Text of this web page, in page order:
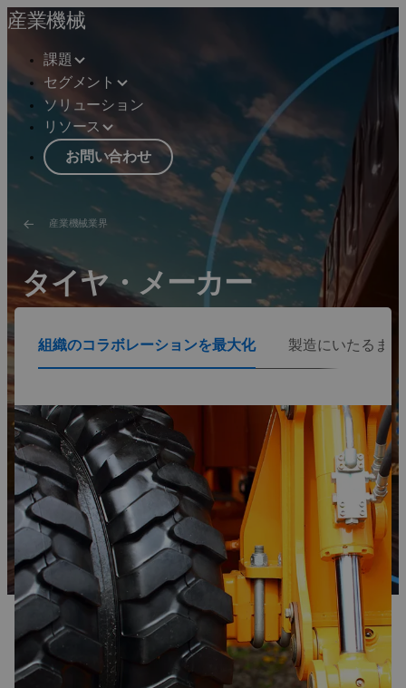
産業機械
課題
セグメント
ソリューション
リソース
お問い合わせ
産業機械業界
タイヤ・メーカー
環境規制は、現在のタイヤ・メーカーが直面している課
題のほんの一部にすぎません
組織のコラボレーションを最大化 製造にいたるま